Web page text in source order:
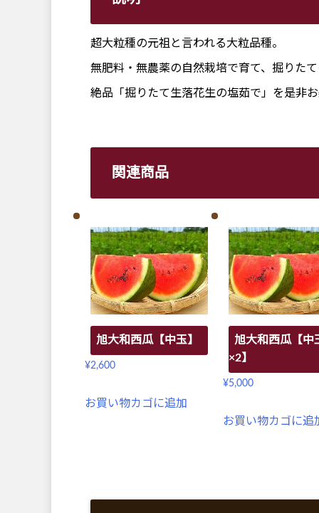
超大粒種の元祖と言われる大粒品種。
無肥料・無農薬の自然栽培で育て、掘りた
絶品「掘りたて生落花生の塩茹で」を是非
関連商品
旭大和西瓜【中玉】
¥2,600
お買い物カゴに追加
旭大和西瓜【中
×2】
¥5,000
お買い物カゴに追